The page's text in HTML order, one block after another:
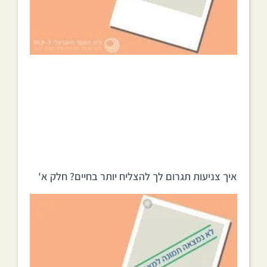
איך צניעות תגרום לך להצליח יותר בחיים? חלק א'